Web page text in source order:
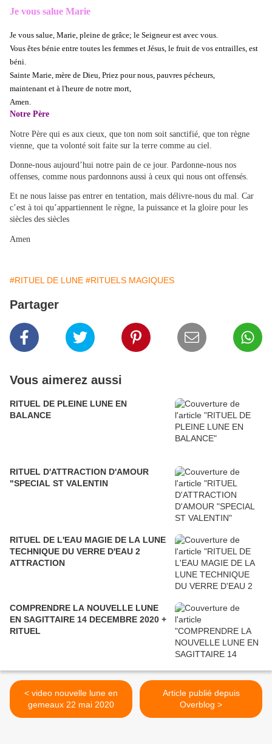
Je vous salue Marie
Je vous salue, Marie, pleine de grâce; le Seigneur est avec vous.
Vous êtes bénie entre toutes les femmes et Jésus, le fruit de vos entrailles, est
béni.
Sainte Marie, mère de Dieu, Priez pour nous, pauvres pécheurs,
maintenant et à l'heure de notre mort,
Amen.
Notre Père
Notre Père qui es aux cieux, que ton nom soit sanctifié, que ton règne
vienne, que ta volonté soit faite sur la terre comme au ciel.
Donne-nous aujourd’hui notre pain de ce jour. Pardonne-nous nos
offenses, comme nous pardonnons aussi à ceux qui nous ont offensés.
Et ne nous laisse pas entrer en tentation, mais délivre-nous du mal. Car
c’est à toi qu’appartiennent le règne, la puissance et la gloire pour les
siècles des siècles
Amen
#RITUEL DE LUNE #RITUELS MAGIQUES
Partager
Vous aimerez aussi
RITUEL DE PLEINE LUNE EN
BALANCE
RITUEL D'ATTRACTION D'AMOUR
"SPECIAL ST VALENTIN
RITUEL DE L'EAU MAGIE DE LA LUNE
TECHNIQUE DU VERRE D'EAU 2
ATTRACTION
COMPRENDRE LA NOUVELLE LUNE
EN SAGITTAIRE 14 DECEMBRE 2020 +
RITUEL
< video nouvelle lune en
gemeaux 22 mai 2020
Article publié depuis
Overblog >